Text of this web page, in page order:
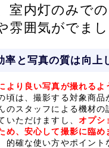
室内灯のみで
雰囲気がでま
率と写真の質は向上
より良い写真が撮れるよ
頃は、撮影する対象商
のスタッフによる機材
いただけますし、 オプシ
め、安心して撮影に臨め
的確な使い方やポイン